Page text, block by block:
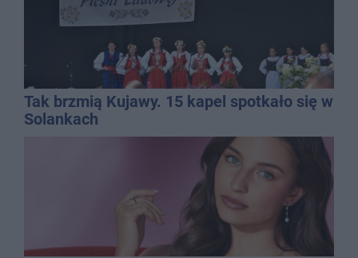
Tak brzmią Kujawy. 15 kapel spotkało się w
Solankach